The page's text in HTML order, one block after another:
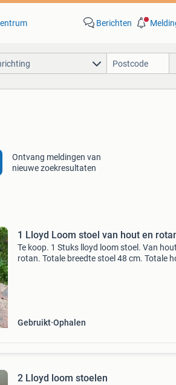
Berichten
Ontvang meldingen van
nieuwe zoekresultaten
1 Lloyd Loom stoel van hout en
Te koop. 1 Stuks lloyd loom stoel. Van
rotan. Totale breedte stoel 48 cm. Totale
Gebruikt Ophalen
2 Lloyd loom stoelen